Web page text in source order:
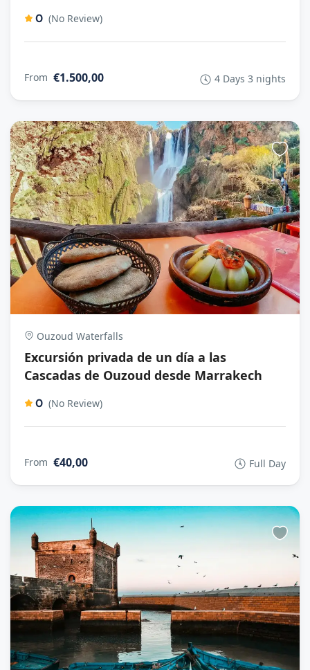
0 (No Review)
From €1.500,00 4 Days 3 nights
Ouzoud Waterfalls
Excursión privada de un día a las
Cascadas de Ouzoud desde Marrakech
0 (No Review)
From €40,00 Full Day